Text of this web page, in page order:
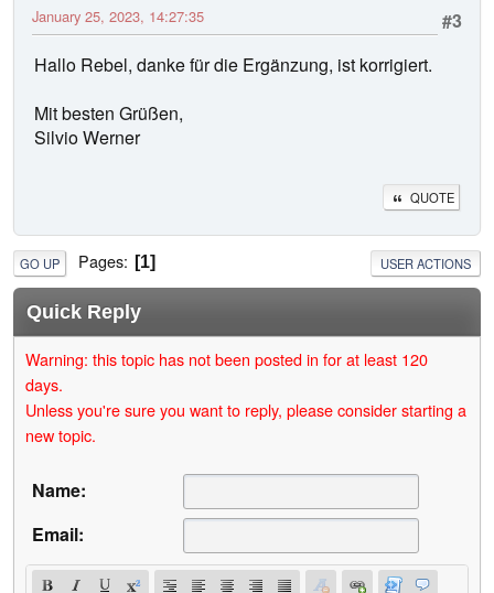
#3
January 25, 2023, 14:27:35
Hallo Rebel, danke für die Ergänzung, ist korrigiert.
Mit besten Grüßen,
Silvio Werner
QUOTE
GO UP Pages 1 USER ACTIONS
Quick Reply
Warning: this topic has not been posted in for at least 120
days.
Unless you're sure you want to reply, please consider starting a
new topic.
Name:
Email: